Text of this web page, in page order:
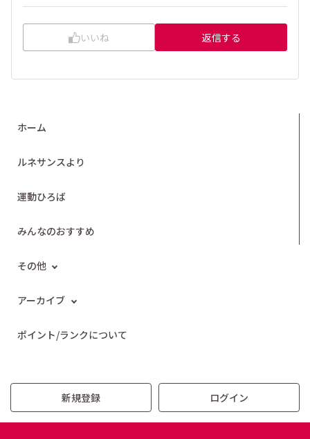
いいね 返信する
ホーム
ルネサンスより
運動ひろば
みんなのおすすめ
その他
アーカイブ
ポイント/ランクについて
新規登録 ログイン